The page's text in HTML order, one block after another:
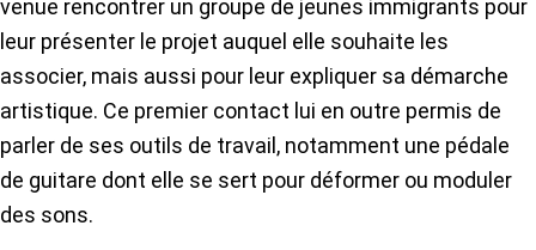
venue rencontrer un groupe de jeunes immigrants pour
leur présenter le projet auquel elle souhaite les
associer, mais aussi pour leur expliquer sa démarche
artistique. Ce premier contact lui en outre permis de
parler de ses outils de travail, notamment une pédale
de guitare dont elle se sert pour déformer ou moduler
des sons.